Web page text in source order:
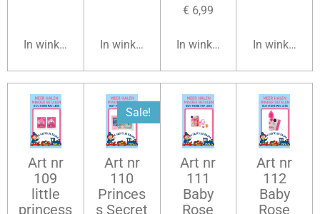
In winkelwagenIn winkelwagen
€ 6,99
In winkelwagenIn
Art nr
109
little
princess
Sale!
Art nr
110
Princes
s Secret
Art nr
111
Baby
Rose
Art nr
112
Baby
Rose